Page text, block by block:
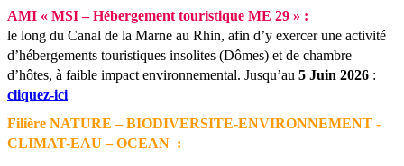
AMI « MSI – Hébergement touristique ME 29 » :
le long du Canal de la Marne au Rhin, afin d’y exercer une activité
d’hébergements touristiques insolites (Dômes) et de chambre
d’hôtes, à faible impact environnemental. Jusqu’au 5 Juin 2026 :
cliquez-ici
Filière NATURE – BIODIVERSITE-ENVIRONNEMENT -
CLIMAT-EAU – OCEAN :